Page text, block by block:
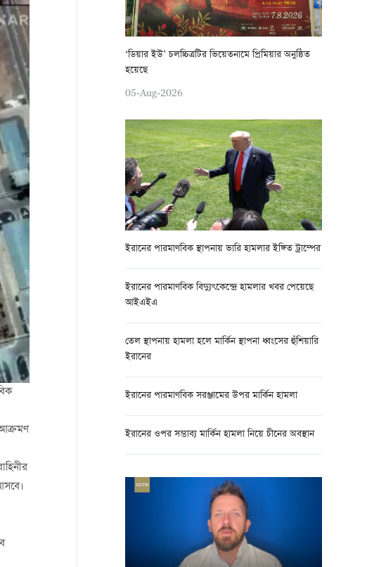
আক্রমণ
‘ডিয়ার ইউ’ চলচ্চিত্রটির ভিয়েতনামে প্রিমিয়ার অনুষ্ঠিত
হয়েছে
05-Aug-2026
ইরানের পারমাণবিক স্থাপনায় ভারি হামলার ইঙ্গিত ট্রাম্পের
ইরানের পারমাণবিক বিদ্যুৎকেন্দ্রে হামলার খবর পেয়েছে
আইএইএ
তেল স্থাপনায় হামলা হলে মার্কিন স্থাপনা ধ্বংসের হুঁশিয়ারি
ইরানের
ইরানের পারমাণবিক সরঞ্জামের উপর মার্কিন হামলা
ইরানের ওপর সম্ভাব্য মার্কিন হামলা নিয়ে চীনের অবস্থান